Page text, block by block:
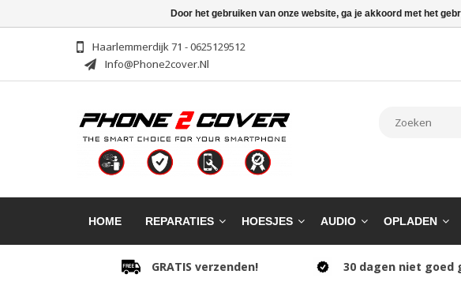
Haarlemmerdijk 71 - 0625129512
Info@phone2cover.nl
HOME REPARATIES HOESJES AUDIO OPLADEN
GRATIS verzenden! 30 dagen niet goed
Door het gebruiken van onze website, ga je akkoord met het